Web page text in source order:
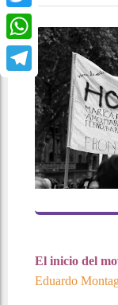
Twitter
WhatsApp
Telegram
El inicio del
Eduardo